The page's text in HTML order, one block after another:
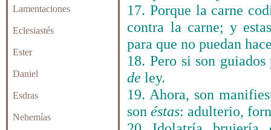
Lamentaciones
Eclesiastés
Ester
Daniel
Esdras
Nehemías
17. Porque la carne
contra la carne; y
para que no puedan
18. Pero si son
de ley.
19. Ahora, son
sonéstas: adulterio,